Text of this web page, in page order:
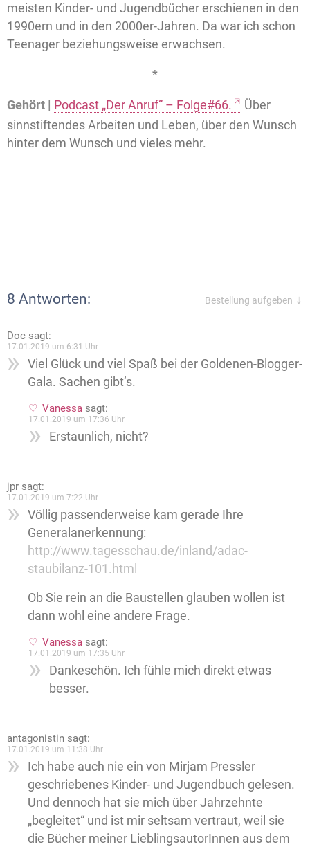
meisten Kinder- und Jugendbücher erschienen in den
1990ern und in den 2000er-Jahren. Da war ich schon
Teenager beziehungsweise erwachsen.
*
Gehört | Podcast „Der Anruf“ – Folge#66.
Über
sinnstiftendes Arbeiten und Leben, über den Wunsch
hinter dem Wunsch und vieles mehr.
8 Antworten: Bestellung aufgeben ⇓
Doc sagt:
17.01.2019 um 6:31 Uhr
Viel Glück und viel Spaß bei der Goldenen-Blogger-
Gala. Sachen gibt’s.
Vanessa sagt:
17.01.2019 um 17:36 Uhr
Erstaunlich, nicht?
jpr sagt:
17.01.2019 um 7:22 Uhr
Völlig passenderweise kam gerade Ihre
Generalanerkennung:
http://www.tagesschau.de/inland/adac-
staubilanz-101.html
Ob Sie rein an die Baustellen glauben wollen ist
dann wohl eine andere Frage.
Vanessa sagt:
17.01.2019 um 17:35 Uhr
Dankeschön. Ich fühle mich direkt etwas
besser.
antagonistin sagt:
17.01.2019 um 11:38 Uhr
Ich habe auch nie ein von Mirjam Pressler
geschriebenes Kinder- und Jugendbuch gelesen.
Und dennoch hat sie mich über Jahrzehnte
„begleitet“ und ist mir seltsam vertraut, weil sie
die Bücher meiner LieblingsautorInnen aus dem